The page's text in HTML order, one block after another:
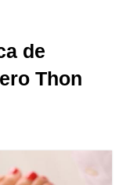
de
Thon